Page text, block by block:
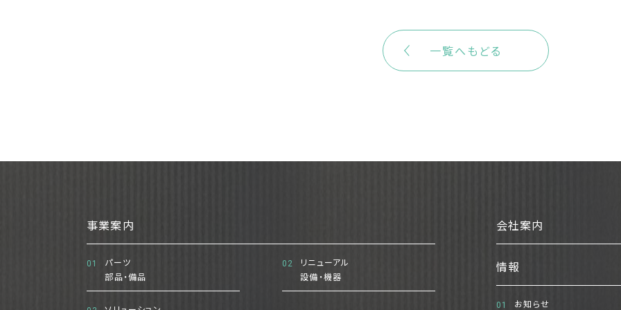
一覧へもどる
事業案内
01
パーツ
部品・備品
02
リニューアル
設備・機器
会社案内
情報
01 お知らせ